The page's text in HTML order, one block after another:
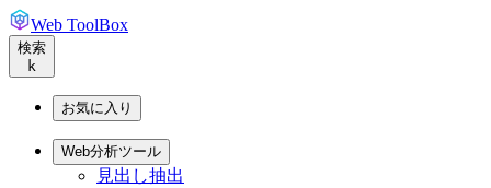
Web ToolBox
検索
k
お気に入り
Web分析ツール
見出し抽出